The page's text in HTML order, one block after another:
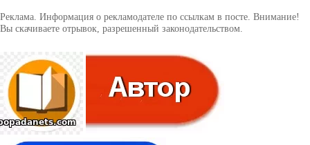
Реклама. Информация о рекламодателе по ссылкам в посте. Внимание!
Вы скачиваете отрывок, разрешенный законодательством.